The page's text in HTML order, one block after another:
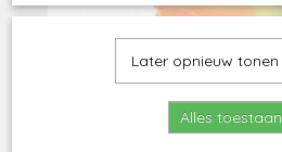
Later opnieuw tonen
Alles toestaan